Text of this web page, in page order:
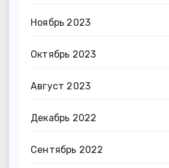
Ноябрь 2023
Октябрь 2023
Август 2023
Декабрь 2022
Сентябрь 2022